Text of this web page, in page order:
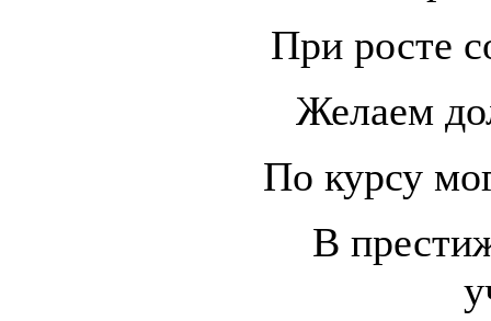
При росте
Желаем
По курсу
В